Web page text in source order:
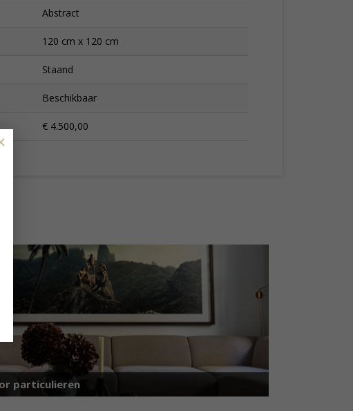
Abstract
120 cm x 120 cm
Staand
Beschikbaar
€ 4.500,00
particulieren